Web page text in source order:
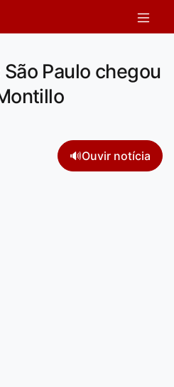
Paulo chegou
🔊Ouvir notícia